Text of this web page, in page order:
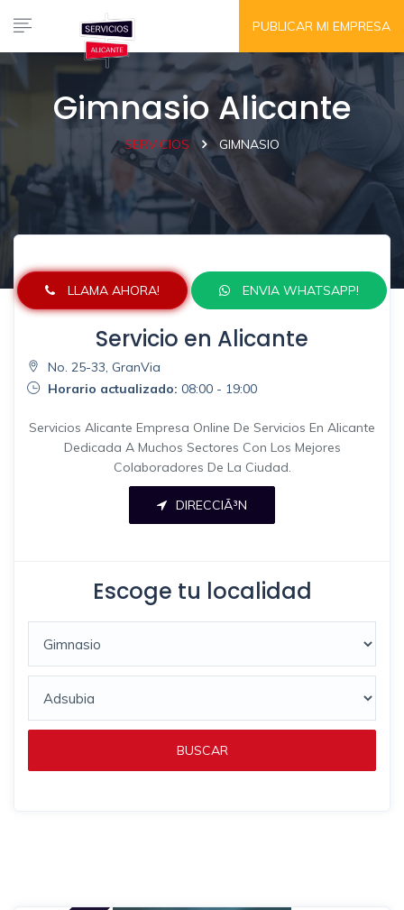
PUBLICAR MI EMPRESA
Gimnasio Alicante
SERVICIOS GIMNASIO
LLAMA AHORA! ENVIA WHATSAPP!
Servicio en Alicante
No. 25-33, GranVia
Horario actualizado: 08:00 - 19:00
Servicios Alicante Empresa Online De Servicios En Alicante
Dedicada A Muchos Sectores Con Los Mejores
Colaboradores De La Ciudad.
DIRECCIÃ³N
Escoge tu localidad
BUSCAR